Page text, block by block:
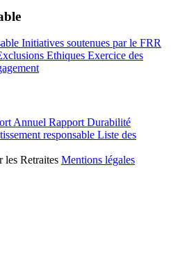
Initiatives soutenues par le FRR
Ethiques Exercice des
Annuel Rapport Durabilité
responsable Liste des
les Retraites Mentions légales